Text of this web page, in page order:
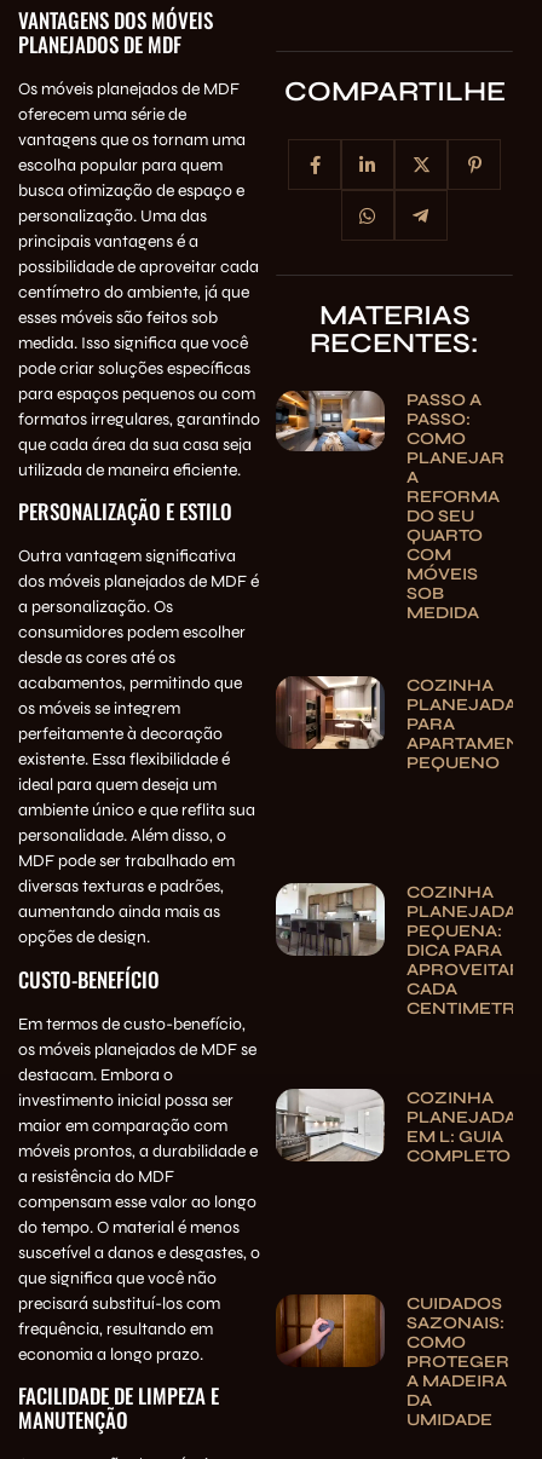
VANTAGENS DOS MÓVEIS
PLANEJADOS DE MDF
Os móveis planejados de MDF
oferecem uma série de
vantagens que os tornam uma
escolha popular para quem
busca otimização de espaço e
personalização. Uma das
principais vantagens é a
possibilidade de aproveitar cada
centímetro do ambiente, já que
esses móveis são feitos sob
medida. Isso significa que você
pode criar soluções específicas
para espaços pequenos ou com
formatos irregulares, garantindo
que cada área da sua casa seja
utilizada de maneira eficiente.
PERSONALIZAÇÃO E ESTILO
Outra vantagem significativa
dos móveis planejados de MDF é
a personalização. Os
consumidores podem escolher
desde as cores até os
acabamentos, permitindo que
os móveis se integrem
perfeitamente à decoração
existente. Essa flexibilidade é
ideal para quem deseja um
ambiente único e que reflita sua
personalidade. Além disso, o
MDF pode ser trabalhado em
diversas texturas e padrões,
aumentando ainda mais as
opções de design.
CUSTO-BENEFÍCIO
Em termos de custo-benefício,
os móveis planejados de MDF se
destacam. Embora o
investimento inicial possa ser
maior em comparação com
móveis prontos, a durabilidade e
a resistência do MDF
compensam esse valor ao longo
do tempo. O material é menos
suscetível a danos e desgastes, o
que significa que você não
precisará substituí-los com
frequência, resultando em
economia a longo prazo.
FACILIDADE DE LIMPEZA E
MANUTENÇÃO
COMPARTILHE
MATERIAS
RECENTES:
PASSO A
PASSO:
COMO
PLANEJAR
A
REFORMA
DO SEU
QUARTO
COM
MÓVEIS
SOB
MEDIDA
COZINHA
PLANEJADA
PARA
PEQUENO
COZINHA
PLANEJADA
PEQUENA:
DICA PARA
APROVEITAR
CADA
CENTIMETRO
COZINHA
PLANEJADA
EM L: GUIA
COMPLETO
CUIDADOS
SAZONAIS:
COMO
PROTEGER
A MADEIRA
DA
UMIDADE